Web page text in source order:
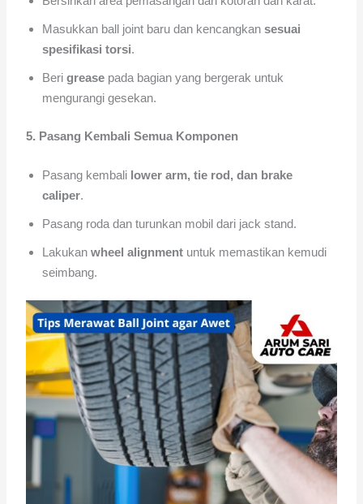
Masukkan ball joint baru dan kencangkansesuai
spesifikasi torsi.
Berigrease pada bagian yang bergerak untuk
mengurangi gesekan.
5. Pasang Kembali Semua Komponen
Pasang kembali lower arm, tie rod, dan brake
caliper.
Pasang roda dan turunkan mobil dari jack stand.
Lakukanwheel alignment untuk memastikan kemudi
seimbang.